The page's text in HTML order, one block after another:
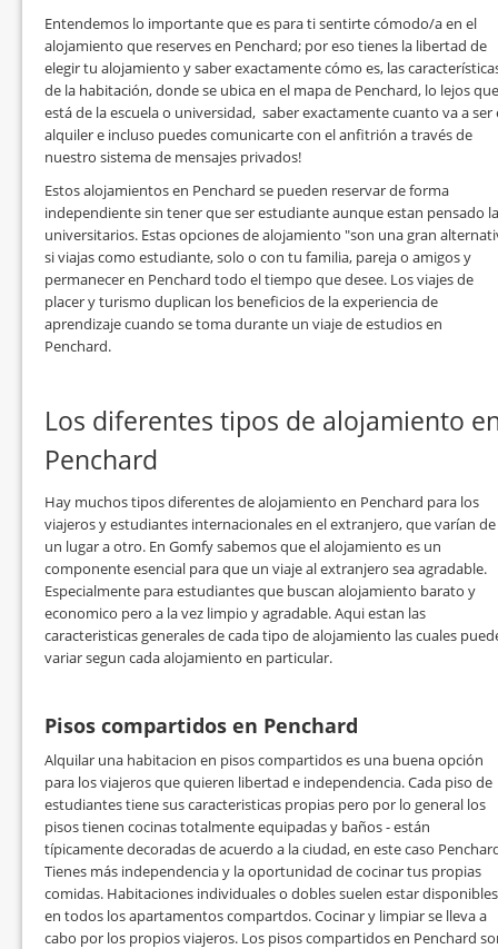
Entendemos lo importante que es para ti sentirte cómodo/a en el
alojamiento que reserves en Penchard; por eso tienes la libertad de
elegir tu alojamiento y saber exactamente cómo es, las
de la habitación, donde se ubica en el mapa de Penchard, lo lejos que
está de la escuela o universidad, saber exactamente cuanto va a ser
alquiler e incluso puedes comunicarte con el anfitrión a través de
nuestro sistema de mensajes privados!
Estos alojamientos en Penchard se pueden reservar de forma
independiente sin tener que ser estudiante aunque estan pensado la
universitarios. Estas opciones de alojamiento "son una gran
si viajas como estudiante, solo o con tu familia, pareja o amigos y
permanecer en Penchard todo el tiempo que desee. Los viajes de
placer y turismo duplican los beneficios de la experiencia de
aprendizaje cuando se toma durante un viaje de estudios en
Penchard.
Los diferentes tipos de alojamiento
Penchard
Hay muchos tipos diferentes de alojamiento en Penchard para los
viajeros y estudiantes internacionales en el extranjero, que varían de
un lugar a otro. En Gomfy sabemos que el alojamiento es un
componente esencial para que un viaje al extranjero sea agradable.
Especialmente para estudiantes que buscan alojamiento barato y
economico pero a la vez limpio y agradable. Aqui estan las
caracteristicas generales de cada tipo de alojamiento las cuales
variar segun cada alojamiento en particular.
Pisos compartidos en Penchard
Alquilar una habitacion en pisos compartidos es una buena opción
para los viajeros que quieren libertad e independencia. Cada piso de
estudiantes tiene sus caracteristicas propias pero por lo general los
pisos tienen cocinas totalmente equipadas y baños - están
típicamente decoradas de acuerdo a la ciudad, en este caso
Tienes más independencia y la oportunidad de cocinar tus propias
comidas. Habitaciones individuales o dobles suelen estar disponibles
en todos los apartamentos compartdos. Cocinar y limpiar se lleva a
cabo por los propios viajeros. Los pisos compartidos en Penchard